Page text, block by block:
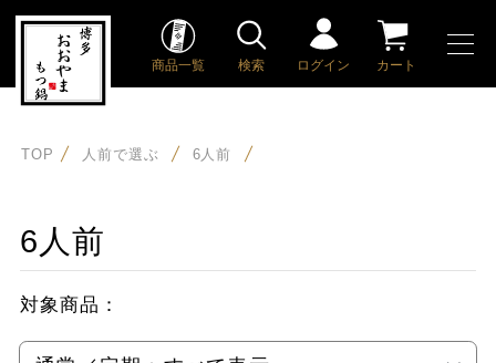
商品一覧 検索 ログイン カート
TOP 人前で選ぶ 6人前
6人前
対象商品：